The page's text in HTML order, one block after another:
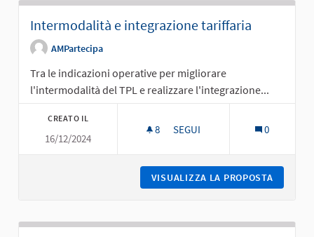
Intermodalità e integrazione tariffaria
AMPartecipa
Tra le indicazioni operative per migliorare
l'intermodalità del TPL e realizzare l'integrazione...
CREATO IL
16/12/2024
8 8 SOSTENITORI
SEGUI 0
VISUALIZZA LA PROPOSTA